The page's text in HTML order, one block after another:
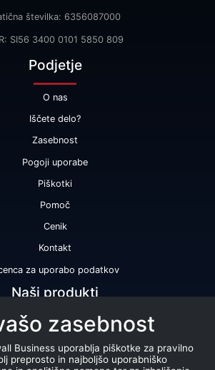
številka: 6356087000
SI56 3400 0101 5850 809
Podjetje
O nas
Iščete delo?
Zasebnost
Pogoji uporabe
Piškotki
Pomoč
Cenik
Kontakt
za uporabo podatkov
Naši produkti
Bonitetna ocena
Bonitetno poročilo
bonitetne odličnosti
zasebnost
Business uporablja piškotke za pravilno
preprosto in najboljšo uporabniško